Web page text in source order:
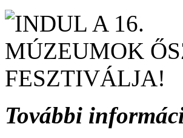
További